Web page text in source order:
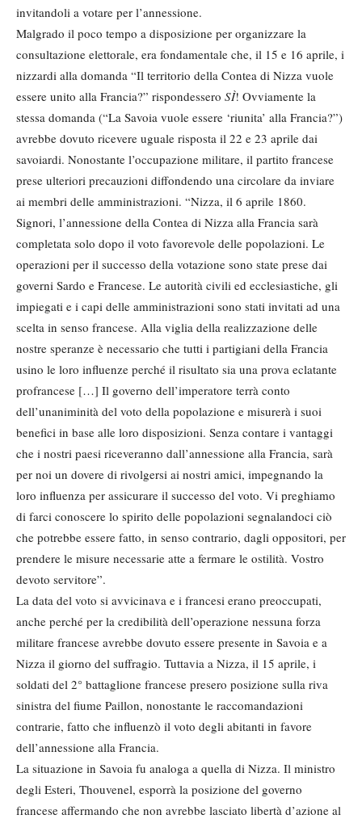
invitandoli a votare per l’annessione.
Malgrado il poco tempo a disposizione per organizzare la
consultazione elettorale, era fondamentale che, il 15 e 16 aprile, i
nizzardi alla domanda “Il territorio della Contea di Nizza vuole
essere unito alla Francia?” rispondessero SÌ! Ovviamente la
stessa domanda (“La Savoia vuole essere ‘riunita’ alla Francia?”)
avrebbe dovuto ricevere uguale risposta il 22 e 23 aprile dai
savoiardi. Nonostante l’occupazione militare, il partito francese
prese ulteriori precauzioni diffondendo una circolare da inviare
ai membri delle amministrazioni. “Nizza, il 6 aprile 1860.
Signori, l’annessione della Contea di Nizza alla Francia sarà
completata solo dopo il voto favorevole delle popolazioni. Le
operazioni per il successo della votazione sono state prese dai
governi Sardo e Francese. Le autorità civili ed ecclesiastiche, gli
impiegati e i capi delle amministrazioni sono stati invitati ad una
scelta in senso francese. Alla viglia della realizzazione delle
nostre speranze è necessario che tutti i partigiani della Francia
usino le loro influenze perché il risultato sia una prova eclatante
profrancese […] Il governo dell’imperatore terrà conto
dell’unaniminità del voto della popolazione e misurerà i suoi
benefici in base alle loro disposizioni. Senza contare i vantaggi
che i nostri paesi riceveranno dall’annessione alla Francia, sarà
per noi un dovere di rivolgersi ai nostri amici, impegnando la
loro influenza per assicurare il successo del voto. Vi preghiamo
di farci conoscere lo spirito delle popolazioni segnalandoci ciò
che potrebbe essere fatto, in senso contrario, dagli oppositori, per
prendere le misure necessarie atte a fermare le ostilità. Vostro
devoto servitore”.
La data del voto si avvicinava e i francesi erano preoccupati,
anche perché per la credibilità dell’operazione nessuna forza
militare francese avrebbe dovuto essere presente in Savoia e a
Nizza il giorno del suffragio. Tuttavia a Nizza, il 15 aprile, i
soldati del 2° battaglione francese presero posizione sulla riva
sinistra del fiume Paillon, nonostante le raccomandazioni
contrarie, fatto che influenzò il voto degli abitanti in favore
dell’annessione alla Francia.
La situazione in Savoia fu analoga a quella di Nizza. Il ministro
degli Esteri, Thouvenel, esporrà la posizione del governo
francese affermando che non avrebbe lasciato libertà d’azione al